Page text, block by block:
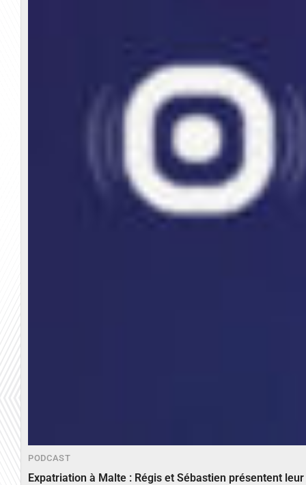
PODCAST
Expatriation à Malte : Régis et Sébastien présentent